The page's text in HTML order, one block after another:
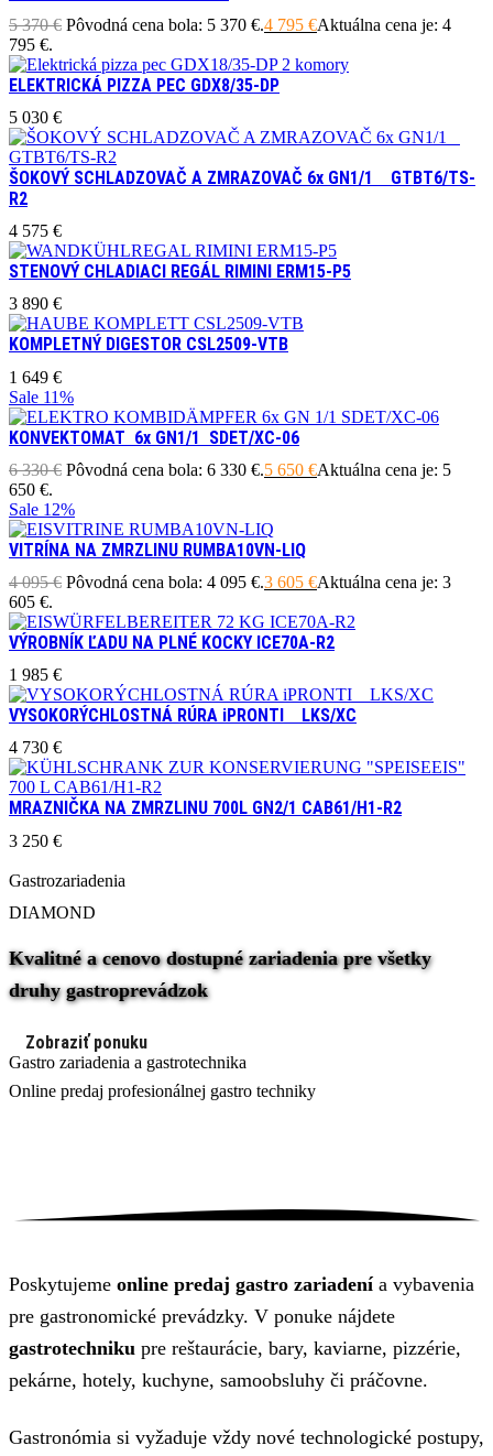
5 370€ Pôvodná cena bola: 5 370 €.4 795 €Aktuálna cena je: 4
795 €.
ELEKTRICKÁ PIZZA PEC GDX8/35-DP
5 030 €
ŠOKOVÝ SCHLADZOVAČ A ZMRAZOVAČ 6x GN1/1 GTBT6/TS-
R2
4 575 €
STENOVÝ CHLADIACI REGÁL RIMINI ERM15-P5
3 890 €
KOMPLETNÝ DIGESTOR CSL2509-VTB
1 649 €
Sale 11%
KONVEKTOMAT 6x GN1/1 SDET/XC-06
6 330€ Pôvodná cena bola: 6 330 €.5 650 €Aktuálna cena je: 5
650 €.
Sale 12%
VITRÍNA NA ZMRZLINU RUMBA10VN-LIQ
4 095€ Pôvodná cena bola: 4 095 €.3 605 €Aktuálna cena je: 3
605 €.
VÝROBNÍK ĽADU NA PLNÉ KOCKY ICE70A-R2
1 985 €
VYSOKORÝCHLOSTNÁ RÚRA iPRONTI LKS/XC
4 730 €
MRAZNIČKA NA ZMRZLINU 700L GN2/1 CAB61/H1-R2
3 250 €
Gastrozariadenia
DIAMOND
Kvalitné a cenovo dostupné zariadenia pre všetky
druhy gastroprevádzok
Zobraziť ponuku
Gastro zariadenia a gastrotechnika
Online predaj profesionálnej gastro techniky
Poskytujeme online predaj gastro zariadenía vybavenia
pre gastronomické prevádzky. V ponuke nájdete
gastrotechniku pre reštaurácie, bary, kaviarne, pizzérie,
pekárne, hotely, kuchyne, samoobsluhy či práčovne.
Gastronómia si vyžaduje vždy nové technologické postupy,